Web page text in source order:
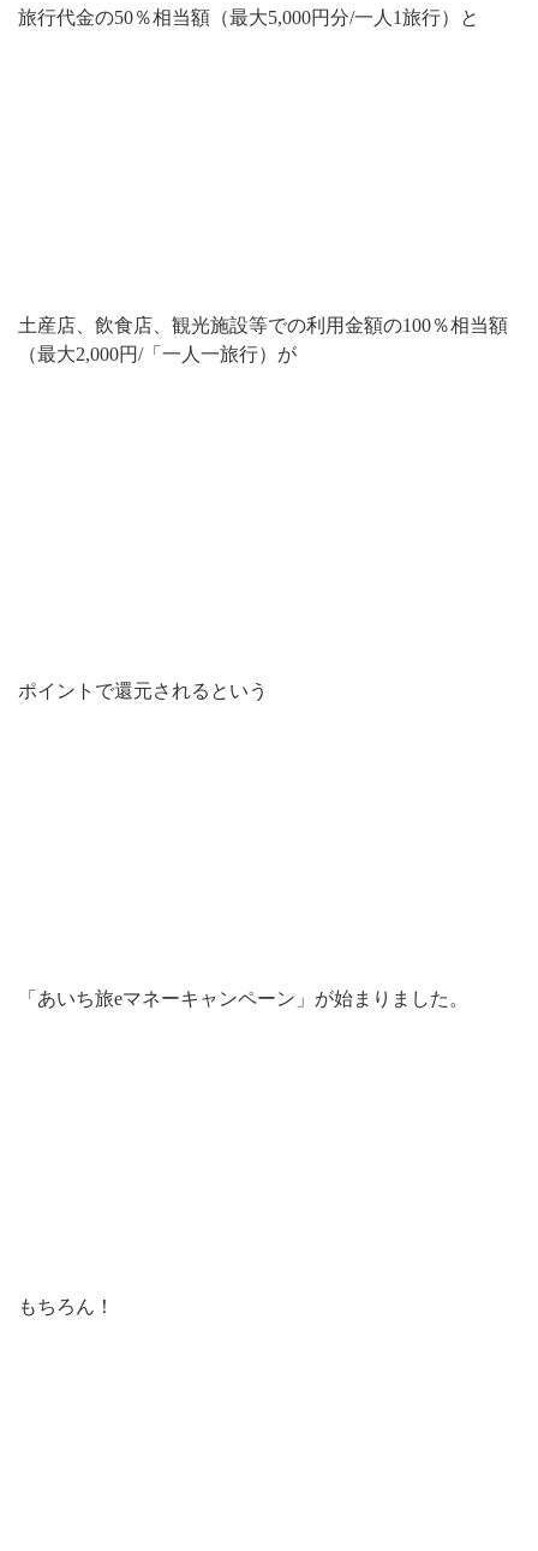
旅行代金の50％相当額（最大5,000円分/一人1旅行）と
土産店、飲食店、観光施設等での利用金額の100％相当額
（最大2,000円/「一人一旅行）が
ポイントで還元されるという
「あいち旅eマネーキャンペーン」が始まりました。
もちろん！